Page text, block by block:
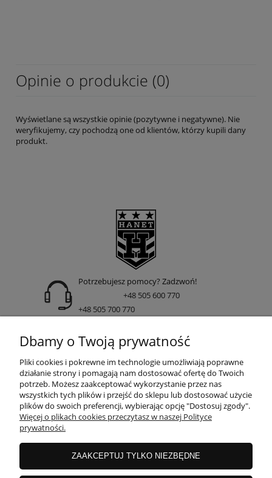
Opinie o produkcie (0)
Wyświetlane są wszystkie opinie (pozytywne i negatywne). Nie
weryfikujemy, czy pochodzą one od klientów, którzy kupili dany
produkt.
Potrzebujesz pomocy? Zadzwoń!
+48 505 600 770
+48 505 700 770
ul. Nakielska 266 85-391 Bydgoszcz
INFORMACJE
DOSTAWA I PŁATNOŚCI
Dbamy o Twoją prywatność
Pliki cookies i pokrewne im technologie umożliwiają poprawne
działanie strony i pomagają nam dostosować ofertę do Twoich
potrzeb. Możesz zaakceptować wykorzystanie przez nas
wszystkich tych plików i przejść do sklepu lub dostosować użycie
plików do swoich preferencji, wybierając opcję "Dostosuj zgody".
Więcej o plikach cookies przeczytasz w naszej Polityce
prywatności.
ZAAKCEPTUJ TYLKO NIEZBĘDNE